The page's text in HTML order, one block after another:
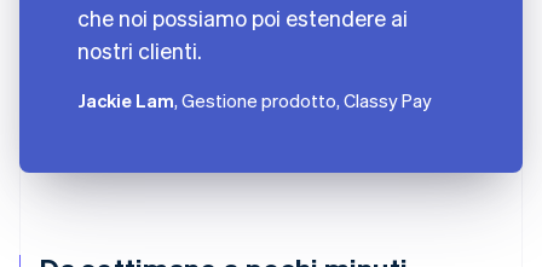
che noi possiamo poi estendere ai
nostri clienti.
Jackie Lam, Gestione prodotto, Classy Pay